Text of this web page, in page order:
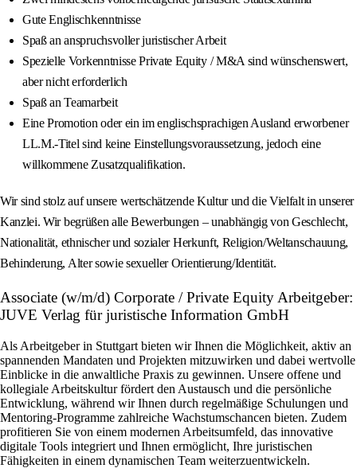
Gute Englischkenntnisse
Spaß an anspruchsvoller juristischer Arbeit
Spezielle Vorkenntnisse Private Equity / M&A sind wünschenswert,
aber nicht erforderlich
Spaß an Teamarbeit
Eine Promotion oder ein im englischsprachigen Ausland erworbener
LL.M.-Titel sind keine Einstellungsvoraussetzung, jedoch eine
willkommene Zusatzqualifikation.
Wir sind stolz auf unsere wertschätzende Kultur und die Vielfalt in unserer
Kanzlei. Wir begrüßen alle Bewerbungen – unabhängig von Geschlecht,
Nationalität, ethnischer und sozialer Herkunft, Religion/Weltanschauung,
Behinderung, Alter sowie sexueller Orientierung/Identität.
Associate (w/m/d) Corporate / Private Equity Arbeitgeber:
JUVE Verlag für juristische Information GmbH
Als Arbeitgeber in Stuttgart bieten wir Ihnen die Möglichkeit, aktiv an
spannenden Mandaten und Projekten mitzuwirken und dabei wertvolle
Einblicke in die anwaltliche Praxis zu gewinnen. Unsere offene und
kollegiale Arbeitskultur fördert den Austausch und die persönliche
Entwicklung, während wir Ihnen durch regelmäßige Schulungen und
Mentoring-Programme zahlreiche Wachstumschancen bieten. Zudem
profitieren Sie von einem modernen Arbeitsumfeld, das innovative
digitale Tools integriert und Ihnen ermöglicht, Ihre juristischen
Fähigkeiten in einem dynamischen Team weiterzuentwickeln.